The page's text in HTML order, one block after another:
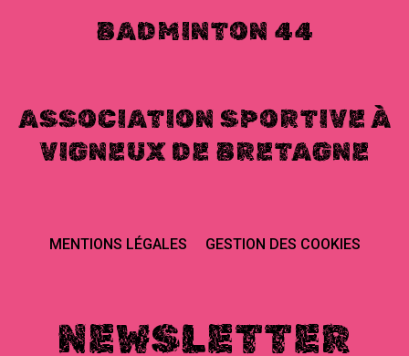
BADMINTON 44
ASSOCIATION SPORTIVE À
VIGNEUX DE BRETAGNE
MENTIONS LÉGALES GESTION DES COOKIES
NEWSLETTER